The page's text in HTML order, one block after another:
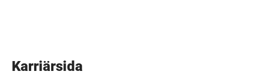
Karriärsida